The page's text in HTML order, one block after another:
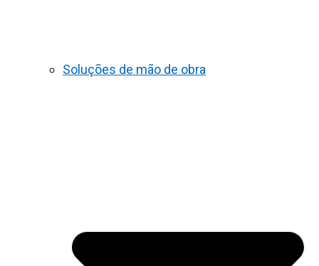
Soluções de mão de obra